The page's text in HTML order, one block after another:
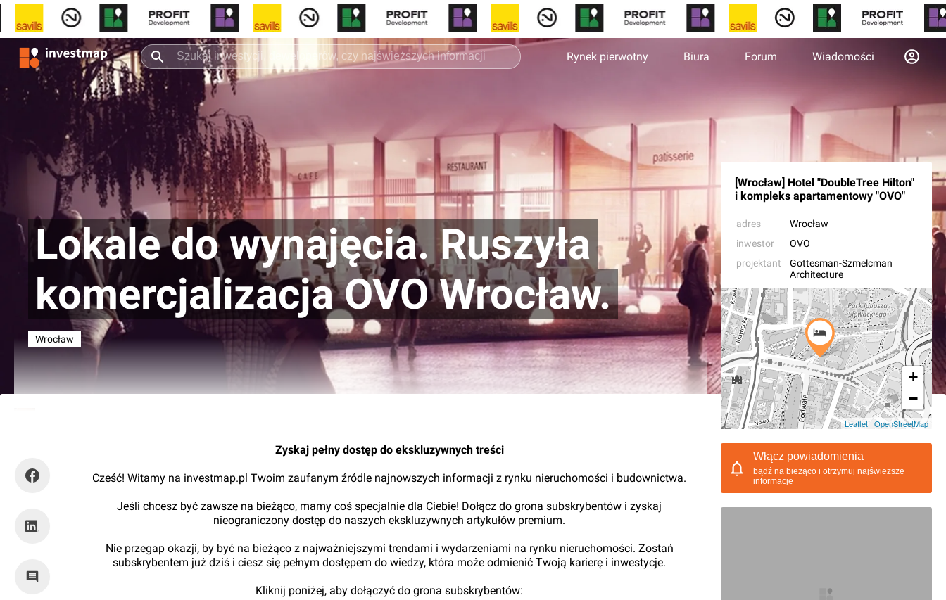
Rynek pierwotny Biura Forum Wiadomości
Lokale do wynajęcia. Ruszyła
komercjalizacja OVO Wrocław.
Wrocław
[Wrocław] Hotel "DoubleTree Hilton"
i kompleks apartamentowy "OVO"
adres
Wrocław
inwestor
OVO
projektant
Gottesman-Szmelcman
Architecture
+
−
Leaflet | OpenStreetMap
Zyskaj pełny dostęp do ekskluzywnych treści
Cześć! Witamy na investmap.pl Twoim zaufanym źródle najnowszych informacji z rynku nieruchomości i budownictwa.
Jeśli chcesz być zawsze na bieżąco, mamy coś specjalnie dla Ciebie! Dołącz do grona subskrybentów i zyskaj
nieograniczony dostęp do naszych ekskluzywnych artykułów premium.
Nie przegap okazji, by być na bieżąco z najważniejszymi trendami i wydarzeniami na rynku nieruchomości. Zostań
subskrybentem już dziś i ciesz się pełnym dostępem do wiedzy, która może odmienić Twoją karierę i inwestycje.
Kliknij poniżej, aby dołączyć do grona subskrybentów:
Włącz powiadomienia
bądź na bieżąco i otrzymuj najświeższe
informacje